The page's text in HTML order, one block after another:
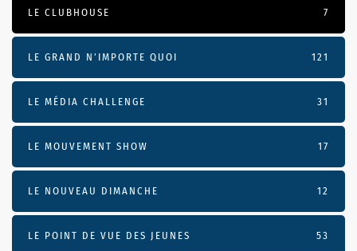
LE CLUBHOUSE 7
LE GRAND N’IMPORTE QUOI 121
LE MÉDIA CHALLENGE 31
LE MOUVEMENT SHOW 17
LE NOUVEAU DIMANCHE 12
LE POINT DE VUE DES JEUNES 53